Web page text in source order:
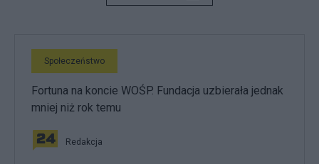
Społeczeństwo
Fortuna na koncie WOŚP. Fundacja uzbierała jednak
mniej niż rok temu
Redakcja